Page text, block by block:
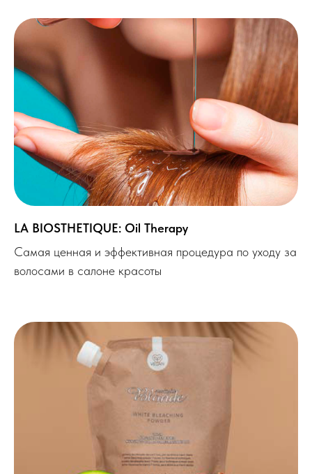
LA BIOSTHETIQUE: Oil Therapy
Самая ценная и эффективная процедура по уходу за
волосами в салоне красоты